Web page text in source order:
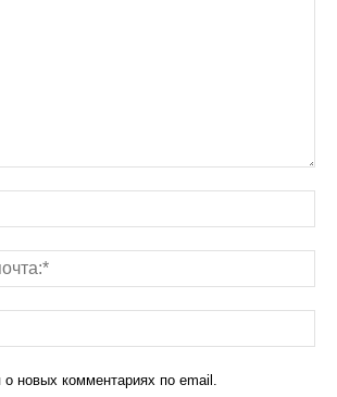
новых комментариях по email.